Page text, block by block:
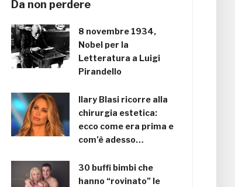
Da non perdere
8 novembre 1934,
Nobel per la
Letteratura a Luigi
Pirandello
Ilary Blasi ricorre alla
chirurgia estetica:
ecco come era prima e
com’è adesso…
30 buffi bimbi che
hanno “rovinato” le